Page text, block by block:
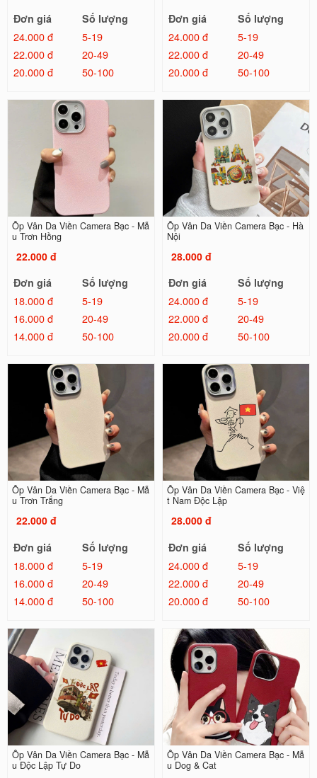
Đơn giá
Số lượng
24.000 đ
5-19
22.000 đ
20-49
20.000 đ
50-100
Đơn giá
Số lượng
24.000 đ
5-19
22.000 đ
20-49
20.000 đ
50-100
Ốp Vân Da Viền Camera Bạc - Mẫ
u Trơn Hồng
22.000 đ
Đơn giá
Số lượng
18.000 đ
5-19
16.000 đ
20-49
14.000 đ
50-100
Ốp Vân Da Viền Camera Bạc - Hà
Nội
28.000 đ
Đơn giá
Số lượng
24.000 đ
5-19
22.000 đ
20-49
20.000 đ
50-100
Ốp Vân Da Viền Camera Bạc - Mẫ
u Trơn Trắng
22.000 đ
Đơn giá
Số lượng
18.000 đ
5-19
16.000 đ
20-49
14.000 đ
50-100
Ốp Vân Da Viền Camera Bạc - Việ
t Nam Độc Lập
28.000 đ
Đơn giá
Số lượng
24.000 đ
5-19
22.000 đ
20-49
20.000 đ
50-100
Ốp Vân Da Viền Camera Bạc - Mẫ
u Độc Lập Tự Do
Ốp Vân Da Viền Camera Bạc - Mẫ
u Dog & Cat